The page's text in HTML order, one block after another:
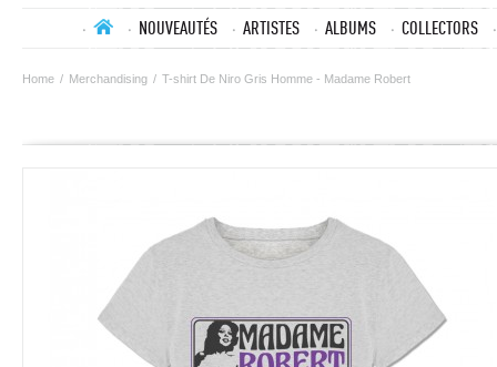
NOUVEAUTÉS ARTISTES ALBUMS COLLECTORS
Home / Merchandising / T-shirt De Niro Gris Homme - Madame Robert